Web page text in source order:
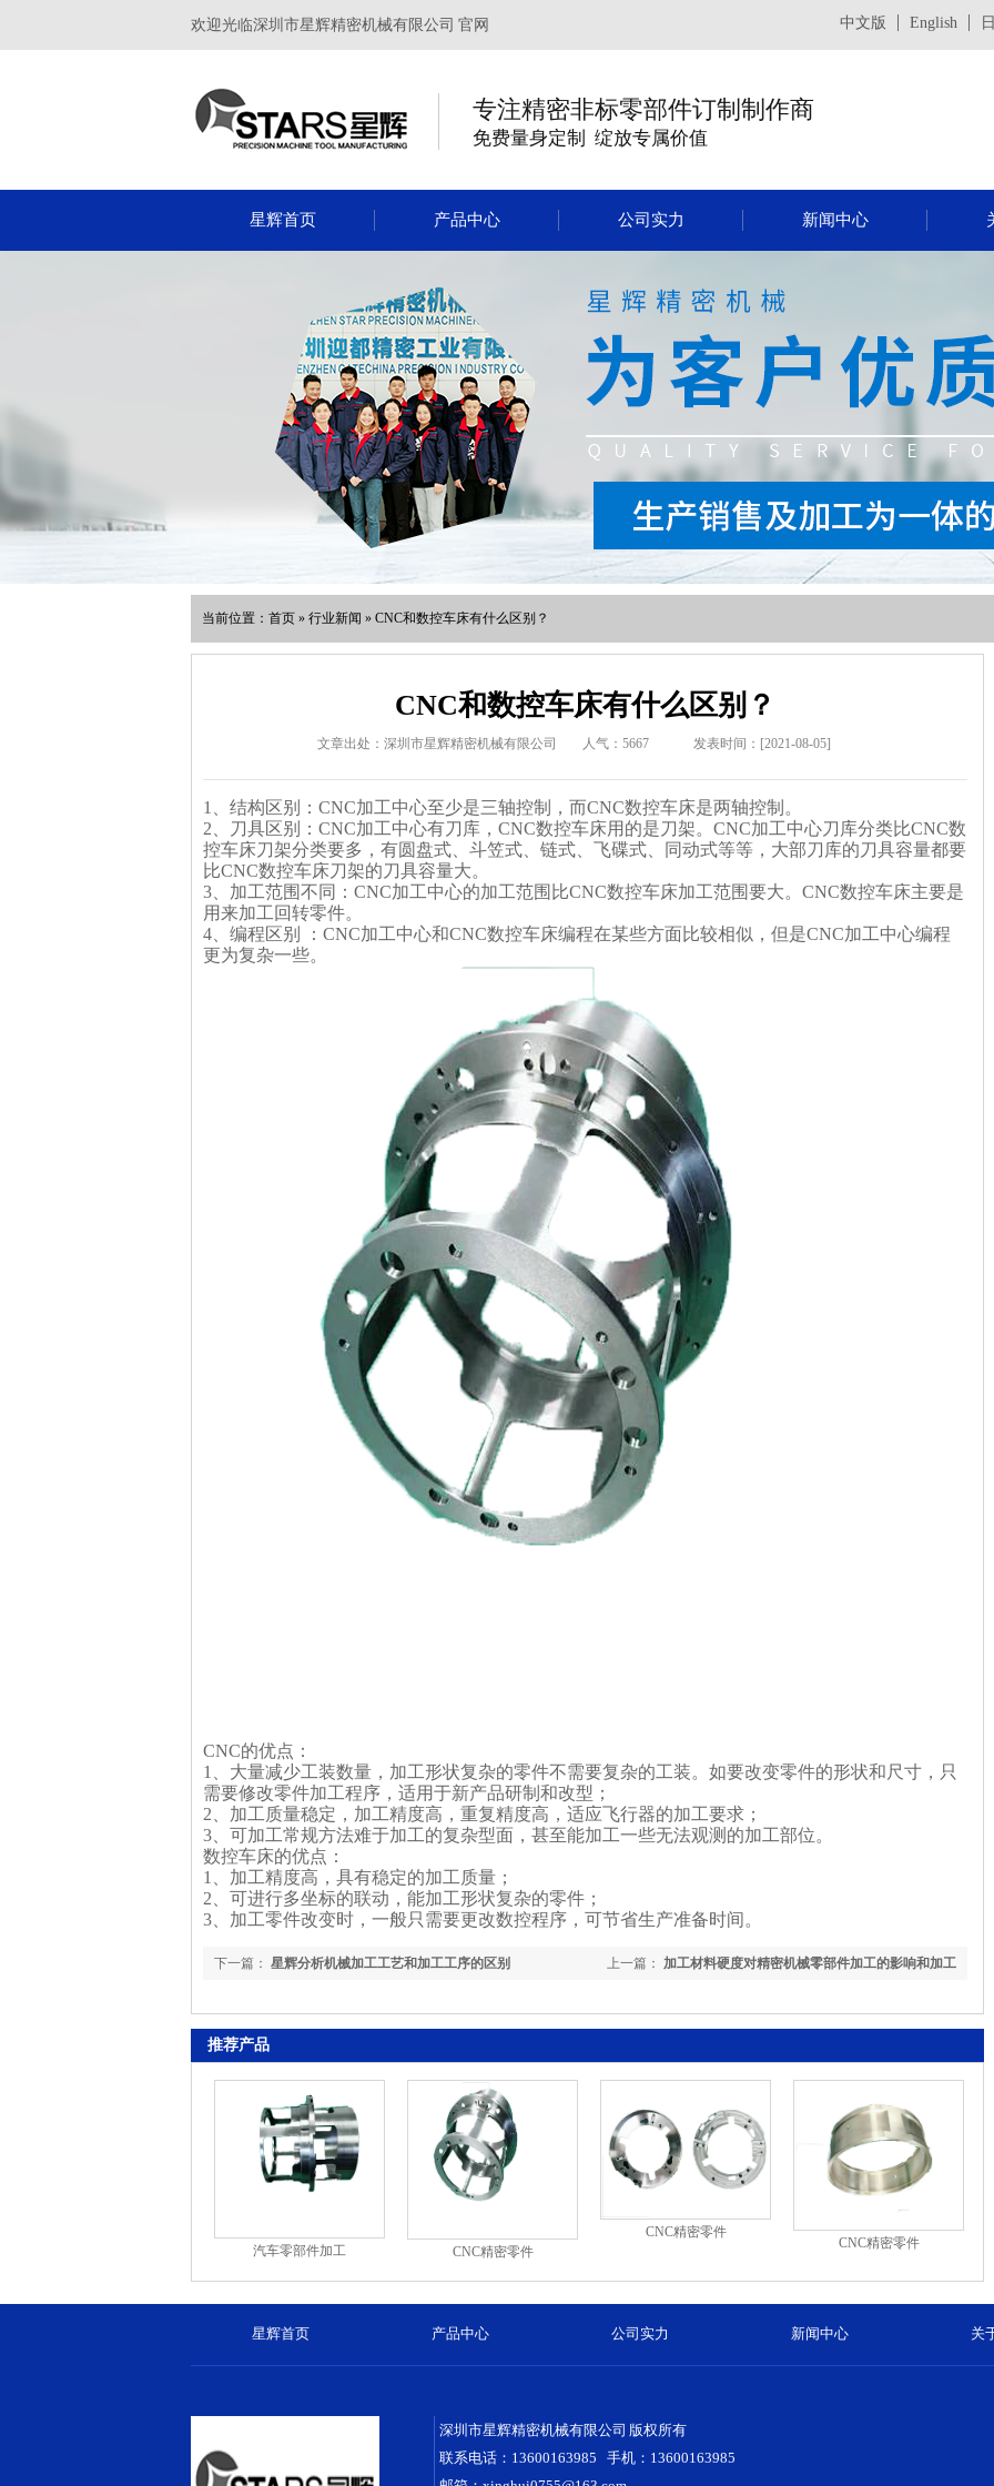
欢迎光临深圳市星辉精密机械有限公司 官网 中文版 English
专注精密非标零部件订制制作商
免费量身定制 绽放专属价值
星辉首页 产品中心 公司实力 新闻中心
当前位置： 首页 » 行业新闻 » CNC和数控车床有什么区别？
CNC和数控车床有什么区别？
文章出处：深圳市星辉精密机械有限公司 人气： 5667 发表时间：[2021-08-05]
1、结构区别： CNC加工中心至少是三轴控制，而CNC数控车床是两轴控制。
2、刀具区别：CNC加工中心有刀库，CNC数控车床用的是刀架。CNC加工中心刀库分类比CNC数
控车床刀架分类要多，有圆盘式、斗笠式、链式、飞碟式、同动式等等，大部刀库的刀具容量都要
比CNC数控车床刀架的刀具容量大。
3、加工范围不同：CNC加工中心的加工范围比CNC数控车床加工范围要大。CNC数控车床主要是
用来加工回转零件。
4、编程区别 ：CNC加工中心和CNC数控车床编程在某些方面比较相似，但是CNC加工中心编程
更为复杂一些。
CNC的优点：
1、大量减少工装数量，加工形状复杂的零件不需要复杂的工装。如要改变零件的形状和尺寸，只
需要修改零件加工程序，适用于新产品研制和改型；
2、加工质量稳定，加工精度高，重复精度高，适应飞行器的加工要求；
3、可加工常规方法难于加工的复杂型面，甚至能加工一些无法观测的加工部位。
数控车床的优点：
1、加工精度高，具有稳定的加工质量；
2、可进行多坐标的联动，能加工形状复杂的零件；
3、加工零件改变时，一般只需要更改数控程序，可节省生产准备时间。
上一篇： 加工材料硬度对精密机械零部件加工的影响和加工
下一篇： 星辉分析机械加工工艺和加工工序的区别
推荐产品
汽车零部件加工 CNC精密零件
CNC精密零件
CNC精密零件
星辉首页 产品中心 公司实力 新闻中心 关
深圳市星辉精密机械有限公司 版权所有
联系电话：13600163985 手机：13600163985